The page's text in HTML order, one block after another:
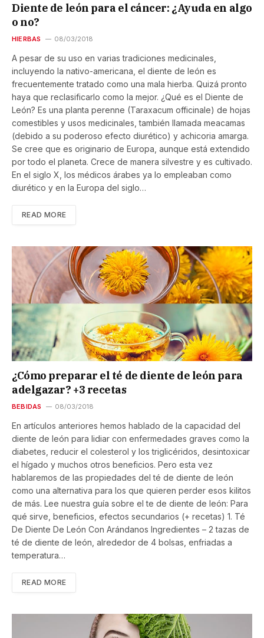
Diente de león para el cáncer: ¿Ayuda en algo
o no?
HIERBAS 08/03/2018
A pesar de su uso en varias tradiciones medicinales,
incluyendo la nativo-americana, el diente de león es
frecuentemente tratado como una mala hierba. Quizá pronto
haya que reclasificarlo como la mejor. ¿Qué es el Diente de
León? Es una planta perenne (Taraxacum officinale) de hojas
comestibles y usos medicinales, también llamada meacamas
(debido a su poderoso efecto diurético) y achicoria amarga.
Se cree que es originario de Europa, aunque está extendido
por todo el planeta. Crece de manera silvestre y es cultivado.
En el siglo X, los médicos árabes ya lo empleaban como
diurético y en la Europa del siglo…
READ MORE
¿Cómo preparar el té de diente de león para
adelgazar? +3 recetas
BEBIDAS 08/03/2018
En artículos anteriores hemos hablado de la capacidad del
diente de león para lidiar con enfermedades graves como la
diabetes, reducir el colesterol y los triglicéridos, desintoxicar
el hígado y muchos otros beneficios. Pero esta vez
hablaremos de las propiedades del té de diente de león
como una alternativa para los que quieren perder esos kilitos
de más. Lee nuestra guía sobre el te de diente de león: Para
qué sirve, beneficios, efectos secundarios (+ recetas) 1. Té
De Diente De León Con Arándanos Ingredientes – 2 tazas de
té de diente de león, alrededor de 4 bolsas, enfriadas a
temperatura…
READ MORE